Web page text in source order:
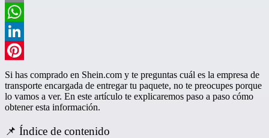
Email
WhatsApp
LinkedIn
Pinterest
Si has comprado en Shein.com y te preguntas cuál es la empresa de
transporte encargada de entregar tu paquete, no te preocupes porque
lo vamos a ver. En este artículo te explicaremos paso a paso cómo
obtener esta información.
📌 Índice de contenido